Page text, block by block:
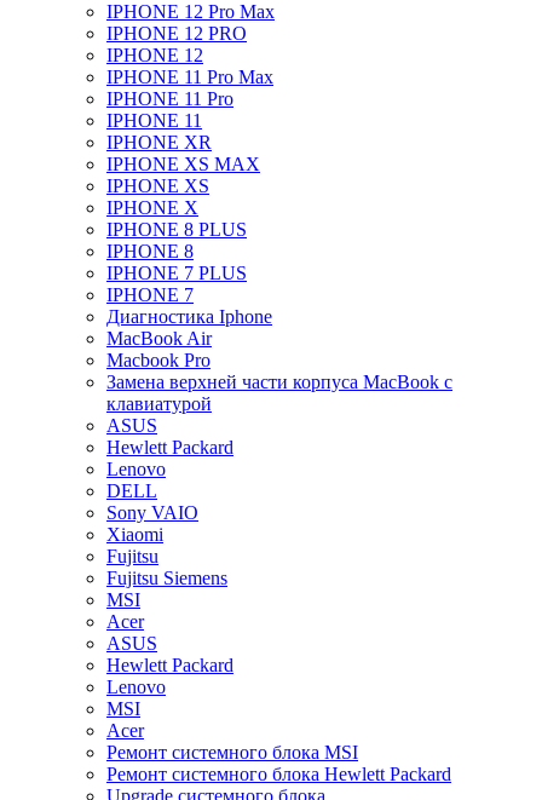
IPHONE 12 Pro Max
IPHONE 12 PRO
IPHONE 12
IPHONE 11 Pro Max
IPHONE 11 Pro
IPHONE 11
IPHONE XR
IPHONE XS MAX
IPHONE XS
IPHONE X
IPHONE 8 PLUS
IPHONE 8
IPHONE 7 PLUS
IPHONE 7
Диагностика Iphone
MacBook Air
Macbook Pro
Замена верхней части корпуса MacBook с
клавиатурой
ASUS
Hewlett Packard
Lenovo
DELL
Sony VAIO
Xiaomi
Fujitsu
Fujitsu Siemens
MSI
Acer
ASUS
Hewlett Packard
Lenovo
MSI
Acer
Ремонт системного блока MSI
Ремонт системного блока Hewlett Packard
Upgrade системного блока